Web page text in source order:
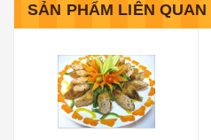
SẢN PHẨM LIÊN QUAN